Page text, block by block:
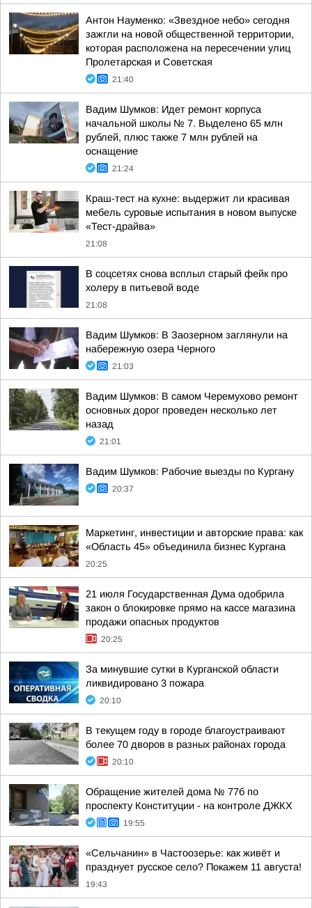
Антон Науменко: «Звездное небо» сегодня
зажгли на новой общественной территории,
которая расположена на пересечении улиц
Пролетарская и Советская
21:40
Вадим Шумков: Идет ремонт корпуса
начальной школы № 7. Выделено 65 млн
рублей, плюс также 7 млн рублей на
оснащение
21:24
Краш-тест на кухне: выдержит ли красивая
мебель суровые испытания в новом выпуске
«Тест-драйва»
21:08
В соцсетях снова всплыл старый фейк про
холеру в питьевой воде
21:08
Вадим Шумков: В Заозерном заглянули на
набережную озера Черного
21:03
Вадим Шумков: В самом Черемухово ремонт
основных дорог проведен несколько лет
назад
21:01
Вадим Шумков: Рабочие выезды по Кургану
20:37
Маркетинг, инвестиции и авторские права: как
«Область 45» объединила бизнес Кургана
20:25
21 июля Государственная Дума одобрила
закон о блокировке прямо на кассе магазина
продажи опасных продуктов
20:25
За минувшие сутки в Курганской области
ликвидировано 3 пожара
20:10
В текущем году в городе благоустраивают
более 70 дворов в разных районах города
20:10
Обращение жителей дома № 77б по
проспекту Конституции - на контроле ДЖКХ
19:55
«Сельчанин» в Частоозерье: как живёт и
празднует русское село? Покажем 11 августа!
19:43